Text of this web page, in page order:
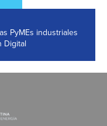
PyMEs industriales
Digital